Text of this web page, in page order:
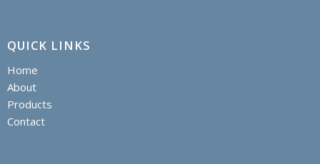
QUICK LINKS
Home
About
Products
Contact